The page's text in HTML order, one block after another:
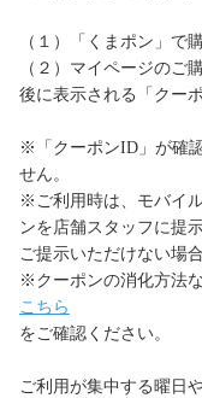
（１）「くまポン」で
（２）マイページのご
後に表示される「クーポ
※「クーポンID」が確
せん。
※ご利用時は、モバイ
ンを店舗スタッフに提
ご提示いただけない場
※クーポンの消化方法
こちら
をご確認ください。
ご利用が集中する曜日